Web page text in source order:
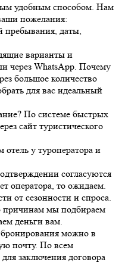
удобным способом. Нам
пожелания:
пребывания, даты,
варианты и
через WhatsApp. Почему
большое количество
для вас идеальный
По системе быстрых
сайт туристического
у туроператора и
согласуются
оператора, то ожидаем.
от сезонности и спроса.
причинам мы подбираем
деньги вам.
можно в
почту. По всем
заключения договора